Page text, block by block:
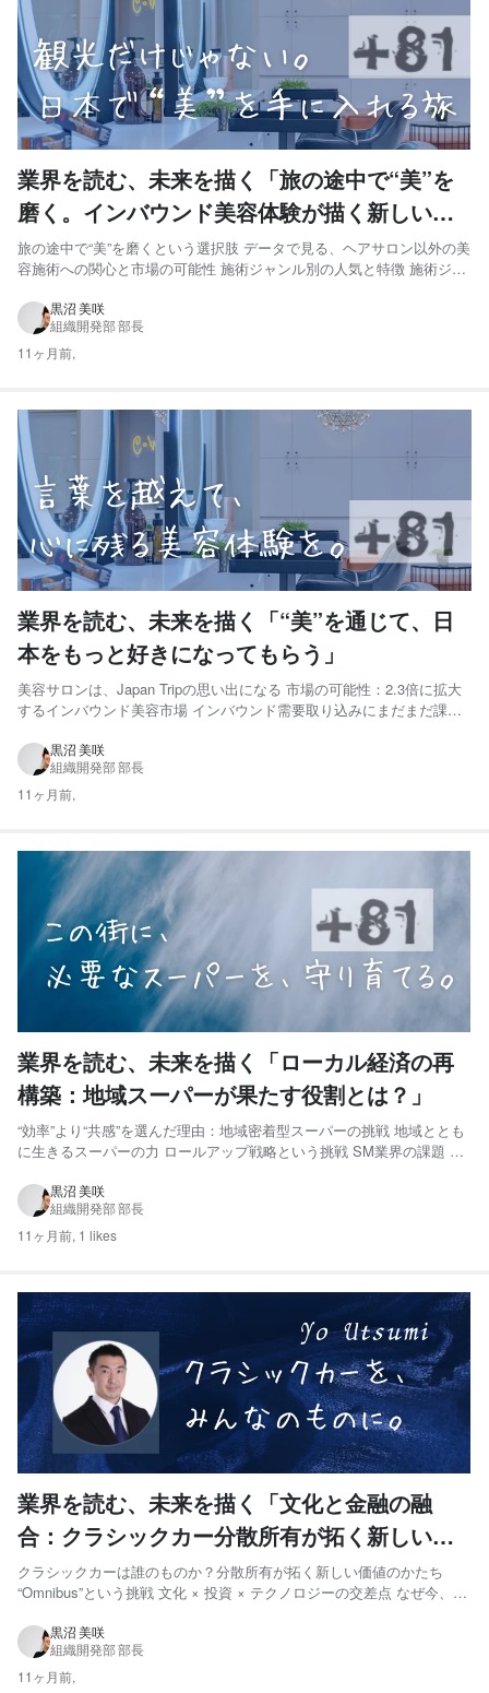
業界を読む、未来を描く「旅の途中で“美”を
磨く。インバウンド美容体験が描く新しい訪
日旅行のカタチ」
旅の途中で“美”を磨くという選択肢 データで見る、ヘアサロン以外の美
容施術への関心と市場の可能性 施術ジャンル別の人気と特徴 施術ジャ
の事例に見る、観光の光と影 美容業界におけるオーバーツーリズムの
可能性 持続可能な美容インバウンドのあり方とは？...
黒沼 美咲
組織開発部 部長
11ヶ月前,
業界を読む、未来を描く「“美”を通じて、日
本をもっと好きになってもらう」
美容サロンは、Japan Tripの思い出になる 市場の可能性：2.3倍に拡大
するインバウンド美容市場 インバウンド需要取り込みにまだまだ課題
都合はないのか？ 受け入れ環境整備による増収の期待 私たちの挑戦：
マッチングで“文化の壁”を越える ミラ...
黒沼 美咲
組織開発部 部長
11ヶ月前,
業界を読む、未来を描く「ローカル経済の再
構築：地域スーパーが果たす役割とは？」
“効率”より“共感”を選んだ理由：地域密着型スーパーの挑戦 地域ととも
に生きるスーパーの力 ロールアップ戦略という挑戦 SM業界の課題 地
う未来への布石 情報提供・お問い合わせのお願い ミライへの問いかけ
“効率”より“共感”を選んだ理由：地域密...
黒沼 美咲
組織開発部 部長
11ヶ月前, 1 likes
業界を読む、未来を描く「文化と金融の融
合：クラシックカー分散所有が拓く新しい投
資の世界」
クラシックカーは誰のものか？分散所有が拓く新しい価値のかたち
“Omnibus”という挑戦 文化 × 投資 × テクノロジーの交差点 なぜ今、ク
内外の事例 国内の事例 海外の事例 ミライへの問いかけ 🔧 現在の課題
と、共に挑む仲間を求めています ...
黒沼 美咲
組織開発部 部長
11ヶ月前,